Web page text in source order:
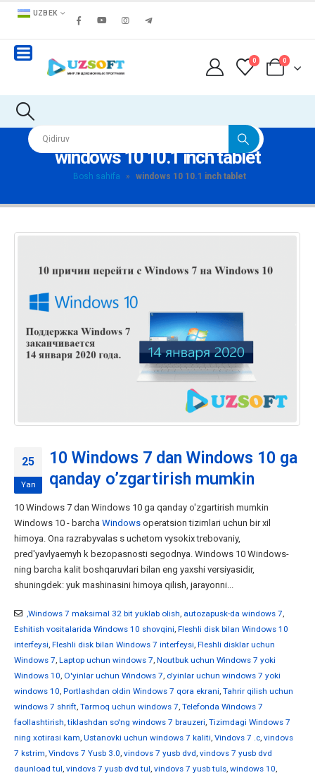
UZBEK
0 0
windows 10 10.1 inch tablet
Bosh sahifa » windows 10 10.1 inch tablet
25
Yan
10 Windows 7 dan Windows 10 ga
qanday o’zgartirish mumkin
10 Windows 7 dan Windows 10 ga qanday o'zgartirish mumkin
Windows 10 - barcha Windows operatsion tizimlari uchun bir xil
himoya. Ona razrabyvalas s uchetom vysokix trebovaniy,
pred'yavlyaemyh k bezopasnosti segodnya. Windows 10 Windows-
ning barcha kalit boshqaruvlari bilan eng yaxshi versiyasidir,
shuningdek: yuk mashinasini himoya qilish, jarayonni...
,Windows 7 maksimal 32 bit yuklab olish, autozapusk-da windows 7,
Eshitish vositalarida Windows 10 shovqini, Fleshli disk bilan Windows 10
interfeysi, Fleshli disk bilan Windows 7 interfeysi, Fleshli disklar uchun
Windows 7, Laptop uchun windows 7, Noutbuk uchun Windows 7 yoki
Windows 10, O'yinlar uchun Windows 7, o'yinlar uchun windows 7 yoki
windows 10, Portlashdan oldin Windows 7 qora ekrani, Tahrir qilish uchun
windows 7 shrift, Tarmoq uchun windows 7, Telefonda Windows 7
faollashtirish,tiklashdan so'ng windows 7 brauzeri, Tizimdagi Windows 7
ning xotirasi kam, Ustanovki uchun windows 7 kaliti, Vindovs 7 .c, vindovs
7 kstrim, Vindovs 7 Yusb 3.0, vindovs 7 yusb dvd, vindovs 7 yusb dvd
daunload tul, vindovs 7 yusb dvd tul, vindovs 7 yusb tuls, windows 10,